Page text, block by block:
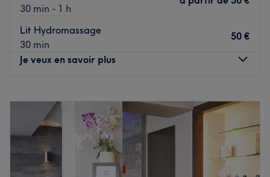
30 min - 1 h
Lit Hydromassage
30 min
50 €
Je veux en savoir plus
Mardi
10:00–20:00
Mercredi
10:00
Jeudi
20:00
Vendredi
20:00
Samedi
20:00